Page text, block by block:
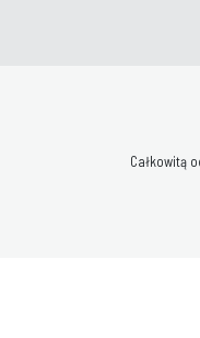
Całkowitą